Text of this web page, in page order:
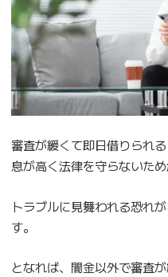
審査が緩くて即日借りられ
息が高く法律を守らないため
トラブルに見舞われる恐れ
す。
となれば、闇金以外で審査